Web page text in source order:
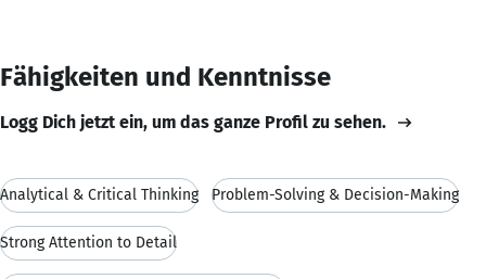
Fähigkeiten und Kenntnisse
Logg Dich jetzt ein, um das ganze Profil zu sehen.
Analytical & Critical Thinking Problem-Solving & Decision-Making
Strong Attention to Detail